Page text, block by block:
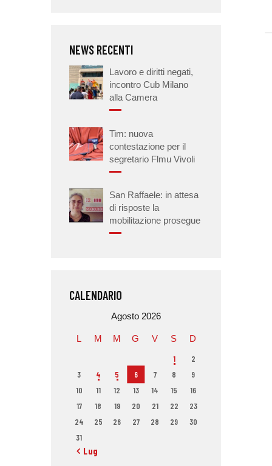
NEWS RECENTI
Lavoro e diritti negati,
incontro Cub Milano
alla Camera
Tim: nuova
contestazione per il
segretario Flmu Vivoli
San Raffaele: in attesa
di risposte la
mobilitazione prosegue
CALENDARIO
Agosto 2026
L M M G V S D
1
2
3
4 5 6 7 8
9
10
11 12 13 14 15
16
17
18 19 20 21 22
23
24
25 26 27 28 29
30
31
« Lug